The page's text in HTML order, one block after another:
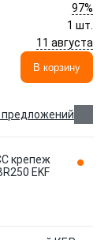
97%
1 шт.
11 августа
В корзину
предложений
крепеж
EKF